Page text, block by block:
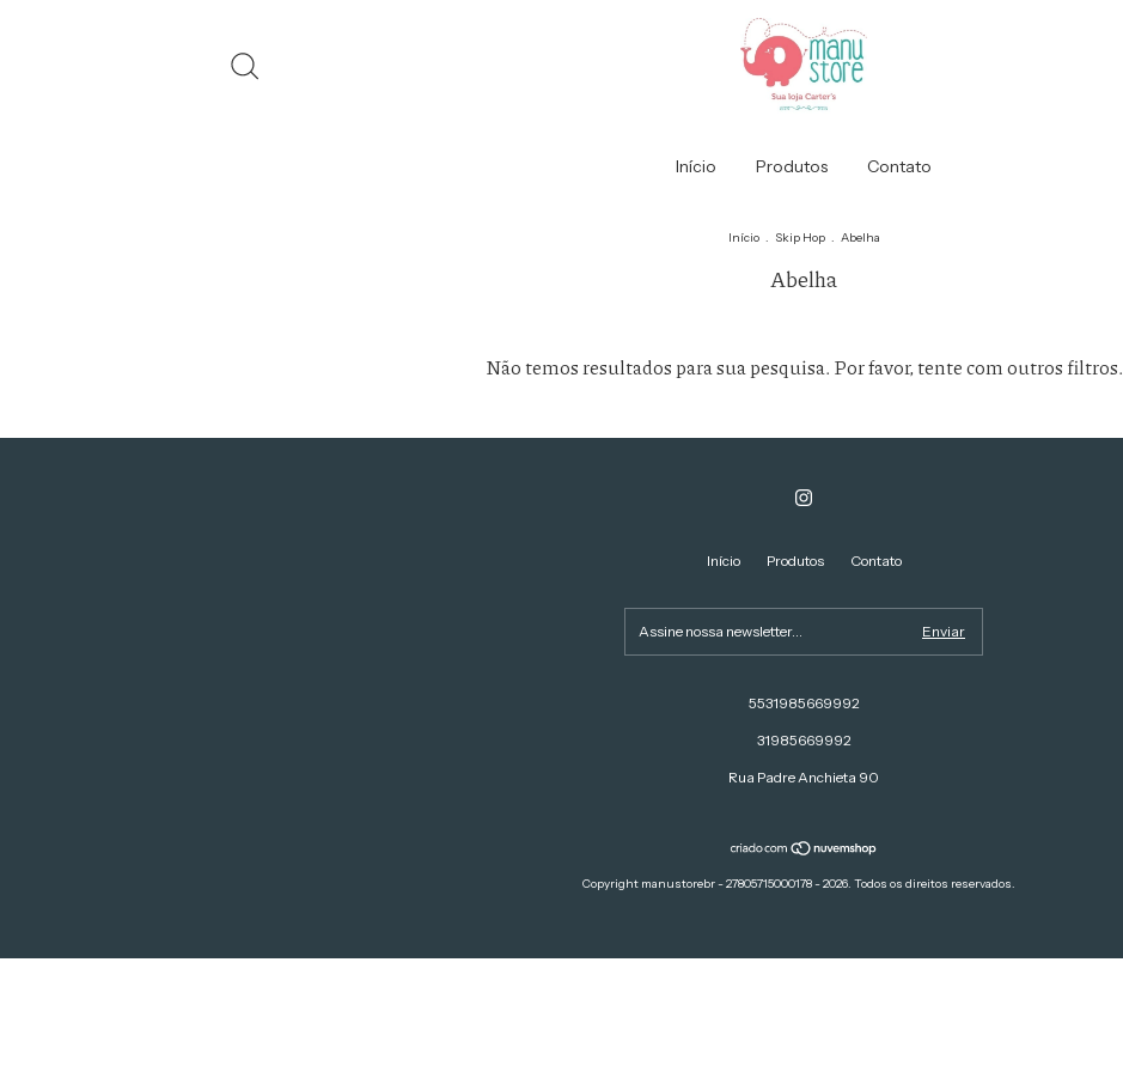
Início Produtos Contato
Início . Skip Hop . Abelha
Abelha
Não temos resultados para sua pesquisa. Por favor, tente com outros filtros.
Início Produtos Contato
5531985669992
31985669992
Rua Padre Anchieta 90
Copyright manustorebr - 27805715000178 - 2026. Todos os direitos reservados.